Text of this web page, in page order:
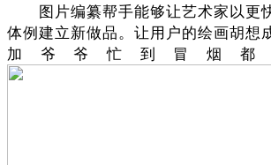
图片编纂帮手能够让艺术家以更
体例建立新做品。让用户的绘画胡想
加爷爷忙到冒烟都